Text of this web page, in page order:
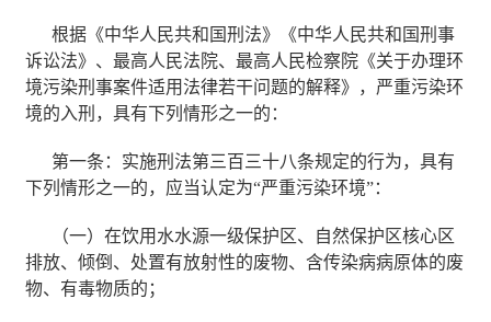
根据《中华人民共和国刑法》《中华人民共和国刑事
诉讼法》、最高人民法院、最高人民检察院《关于办理环
境污染刑事案件适用法律若干问题的解释》，严重污染环
境的入刑，具有下列情形之一的：
第一条：实施刑法第三百三十八条规定的行为，具有
下列情形之一的，应当认定为“严重污染环境”：
（一）在饮用水水源一级保护区、自然保护区核心区
排放、倾倒、处置有放射性的废物、含传染病病原体的废
物、有毒物质的；